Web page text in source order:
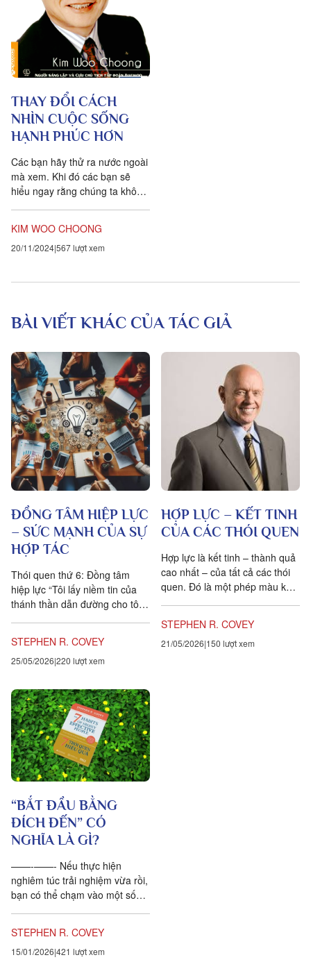
THAY ĐỔI CÁCH
NHÌN CUỘC SỐNG
HẠNH PHÚC HƠN
Các bạn hãy thử ra nước ngoài
mà xem. Khi đó các bạn sẽ
hiểu ngay rằng chúng ta không
KIM WOO CHOONG
20/11/2024567 lượt xem
BÀI VIẾT KHÁC CỦA TÁC GIẢ
ĐỒNG TÂM HIỆP LỰC
– SỨC MẠNH CỦA SỰ
HỢP TÁC
Thói quen thứ 6: Đồng tâm
hiệp lực “Tôi lấy niềm tin của
thánh thần dẫn đường cho tôi:
STEPHEN R. COVEY
25/05/2026 220 lượt xem
HỢP LỰC – KẾT TINH
CỦA CÁC THÓI QUEN
Hợp lực là kết tinh – thành quả
cao nhất – của tất cả các thói
quen. Đó là một phép màu khi
STEPHEN R. COVEY
21/05/2026 150 lượt xem
“BẮT ĐẦU BẰNG
ĐÍCH ĐẾN” CÓ
NGHĨA LÀ GÌ?
——-——- Nếu thực hiện
nghiêm túc trải nghiệm vừa rồi,
bạn có thể chạm vào một số
STEPHEN R. COVEY
15/01/2026 421 lượt xem